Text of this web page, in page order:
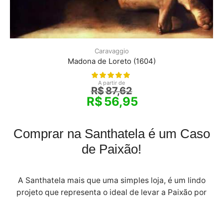
Caravaggio
Madona de Loreto (1604)
A partir de
R$87,62
R$56,95
Comprar na Santhatela é um Caso
de Paixão!
A Santhatela mais que uma simples loja, é um lindo
projeto que representa o ideal de levar a Paixão por